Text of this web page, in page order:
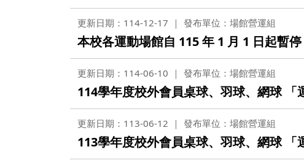
更新日期：114-12-17 發布單位：場館營運組
本校各運動場館自 115 年 1 月 1 日起暫
更新日期：114-06-10 發布單位：場館營運組
114學年度校外會員桌球、羽球、網球
更新日期：113-06-12 發布單位：場館營運組
113學年度校外會員桌球、羽球、網球